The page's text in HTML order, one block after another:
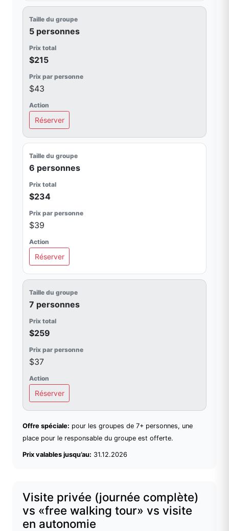
5 personnes
$215
$43
Réserver
6 personnes
$234
$39
Réserver
7 personnes
$259
$37
Réserver
Offre spéciale: pour les groupes de 7+ personnes, une
place pour le responsable du groupe est offerte.
Prix valables jusqu’au: 31.12.2026
Visite privée (journée complète)
vs «free walking tour» vs visite
en autonomie